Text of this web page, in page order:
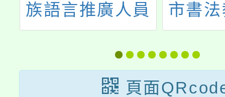
市書法教學師資
專業成長課程計
度國
住民
援老
頁面